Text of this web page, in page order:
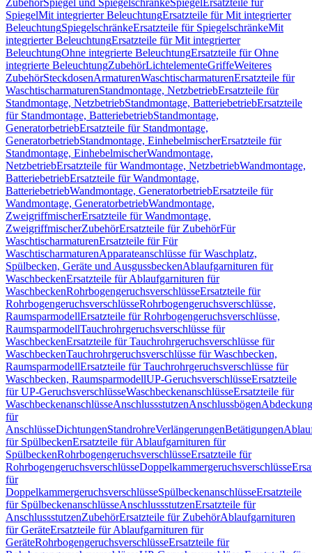
ZubehörSpiegel und SpiegelschränkeSpiegel Ersatzteile für
SpiegelMit integrierter BeleuchtungErsatzteile für Mit integrierter
BeleuchtungSpiegelschränkeErsatzteile für SpiegelschränkeMit
integrierter BeleuchtungErsatzteile für Mit integrierter
BeleuchtungOhne integrierte BeleuchtungErsatzteile für Ohne
integrierte BeleuchtungZubehörLichtelementeGriffeWeiteres
ZubehörSteckdosenArmaturenWaschtischarmaturenErsatzteile für
WaschtischarmaturenStandmontage, NetzbetriebErsatzteile für
Standmontage, NetzbetriebStandmontage, BatteriebetriebErsatzteile
für Standmontage, BatteriebetriebStandmontage,
GeneratorbetriebErsatzteile für Standmontage,
GeneratorbetriebStandmontage, EinhebelmischerErsatzteile für
Standmontage, EinhebelmischerWandmontage,
NetzbetriebErsatzteile für Wandmontage, NetzbetriebWandmontage,
BatteriebetriebErsatzteile für Wandmontage,
BatteriebetriebWandmontage, GeneratorbetriebErsatzteile für
Wandmontage, GeneratorbetriebWandmontage,
ZweigriffmischerErsatzteile für Wandmontage,
ZweigriffmischerZubehörErsatzteile für ZubehörFür
WaschtischarmaturenErsatzteile für Für
WaschtischarmaturenApparateanschlüsse für Waschplatz,
Spülbecken, Geräte und AusgussbeckenAblaufgarnituren für
WaschbeckenErsatzteile für Ablaufgarnituren für
WaschbeckenRohrbogengeruchsverschlüsseErsatzteile für
RohrbogengeruchsverschlüsseRohrbogengeruchsverschlüsse,
RaumsparmodellErsatzteile für Rohrbogengeruchsverschlüsse,
RaumsparmodellTauchrohrgeruchsverschlüsse für
WaschbeckenErsatzteile für Tauchrohrgeruchsverschlüsse für
WaschbeckenTauchrohrgeruchsverschlüsse für Waschbecken,
RaumsparmodellErsatzteile für Tauchrohrgeruchsverschlüsse für
Waschbecken, RaumsparmodellUP-GeruchsverschlüsseErsatzteile
für UP-GeruchsverschlüsseWaschbeckenanschlüsseErsatzteile für
WaschbeckenanschlüsseAnschlussstutzenAnschlussbögen
für
AnschlüsseDichtungenStandrohreVerlängerungenBetätigungen
für SpülbeckenErsatzteile für Ablaufgarnituren für
SpülbeckenRohrbogengeruchsverschlüsseErsatzteile für
RohrbogengeruchsverschlüsseDoppelkammergeruchsverschlüsse
für
DoppelkammergeruchsverschlüsseSpülbeckenanschlüsseErsatzteile
für SpülbeckenanschlüsseAnschlussstutzenErsatzteile für
AnschlussstutzenZubehörErsatzteile für ZubehörAblaufgarnituren
für GeräteErsatzteile für Ablaufgarnituren für
GeräteRohrbogengeruchsverschlüsseErsatzteile für